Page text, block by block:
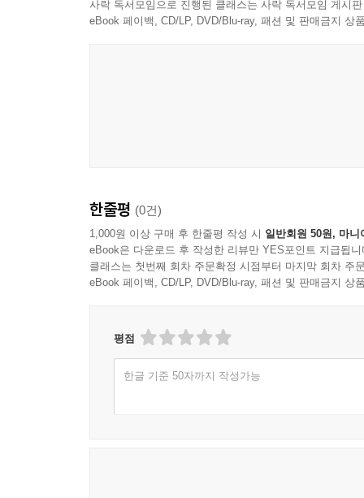
사락 독서모임으로 진행된 클래스는 사락 독서모임 게시
eBook 페이백, CD/LP, DVD/Blu-ray, 패션 및 판매금지 상
한줄평 (0건)
1,000원 이상 구매 후 한줄평 작성 시 일반회원 50원, 마니
eBook은 다운로드 후 작성한 리뷰만 YES포인트 지급됩니
클래스는 첫번째 회차 주문확정 시점부터 마지막 회차 주
eBook 페이백, CD/LP, DVD/Blu-ray, 패션 및 판매금지 상
평점
한글 기준 50자까지 작성가능